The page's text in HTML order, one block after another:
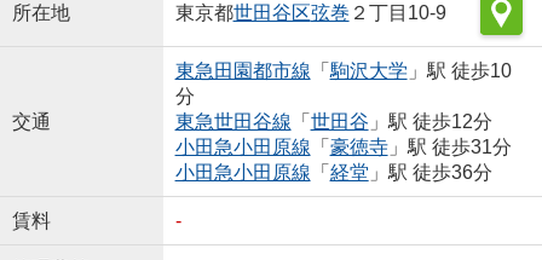
所在地 東京都世田谷区弦巻 ２丁目10-9
交通
東急田園都市線 「 駒沢大学 」駅 徒歩10
分
東急世田谷線 「 世田谷 」駅 徒歩12分
小田急小田原線 「 豪徳寺」駅 徒歩31分
小田急小田原線 「 経堂 」駅 徒歩36分
賃料 -